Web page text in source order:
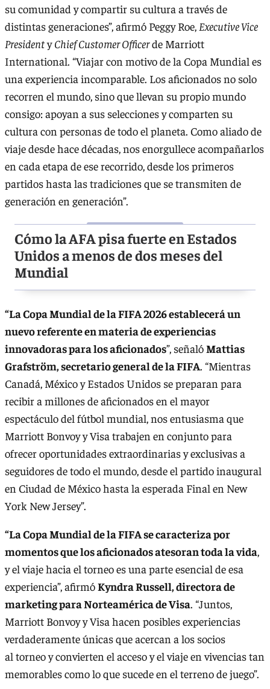
su comunidad y compartir su cultura a través de
distintas generaciones”, afirmó Peggy Roe, Executive Vice
PresidentyChief Customer Officerde Marriott
International. “Viajar con motivo de la Copa Mundial es
una experiencia incomparable. Los aficionados no solo
recorren el mundo, sino que llevan su propio mundo
consigo: apoyan a sus selecciones y comparten su
cultura con personas de todo el planeta. Como aliado de
viaje desde hace décadas, nos enorgullece acompañarlos
en cada etapa de ese recorrido, desde los primeros
partidos hasta las tradiciones que se transmiten de
generación en generación”.
Cómo la AFA pisa fuerte en Estados
Unidos a menos de dos meses del
Mundial
“La Copa Mundial de la FIFA 2026 establecerá un
nuevo referente en materia de experiencias
innovadoras para los aficionados”, señalóMattias
Grafström, secretario general de la FIFA. “Mientras
Canadá, México y Estados Unidos se preparan para
recibir a millones de aficionados en el mayor
espectáculo del fútbol mundial, nos entusiasma que
Marriott Bonvoy y Visa trabajen en conjunto para
ofrecer oportunidades extraordinarias y exclusivas a
seguidores de todo el mundo, desde el partido inaugural
en Ciudad de México hasta la esperada Final en New
York New Jersey”.
“La Copa Mundial de la FIFA se caracteriza por
momentos que los aficionados atesoran toda la vida,
y el viaje hacia el torneo es una parte esencial de esa
experiencia”, afirmóKyndra Russell, directora de
marketing para Norteamérica de Visa. “Juntos,
Marriott Bonvoy y Visa hacen posibles experiencias
verdaderamente únicas que acercan a los socios
al torneo y convierten el acceso y el viaje en vivencias tan
memorables como lo que sucede en el terreno de juego”.